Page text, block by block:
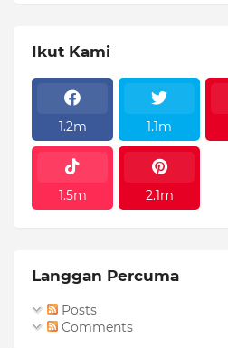
Ikut Kami
1.2m 1.1m
1.5m 2.1m
Langgan Percuma
Posts
Comments